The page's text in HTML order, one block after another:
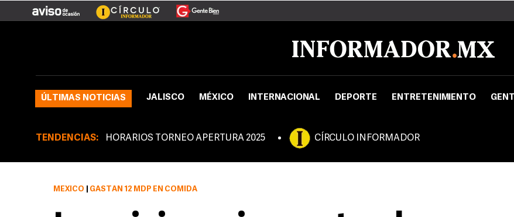
ÚLTIMAS NOTICIAS JALISCO MÉXICO INTERNACIONAL DEPORTE ENTRETENIMIENTO
TENDENCIAS: HORARIOS TORNEO APERTURA 2025 CÍRCULO INFORMADOR
MÉXICO GASTAN 12 MDP EN COMIDA